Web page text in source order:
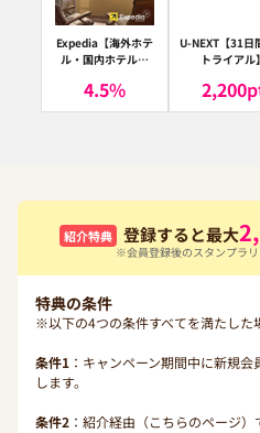
Expedia【海外ホテ
ル・国内ホテル予
ア）
4.5%
U-NEXT【31日
トライアル】
2,200
紹介特典 登録すると最大
※会員登録後のスタンプラ
特典の条件
※以下の4つの条件すべてを満たした
条件1 ：キャンペーン期間中に新規
します。
条件2 ：紹介経由（こちらのページ